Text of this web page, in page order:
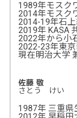
1989年モスク
2014年モスク
2014-19年石
2019年 KASA
2022年から小
2022-23年東
現在明治大学
佐藤 敬
さとう けい
1987年 三重県